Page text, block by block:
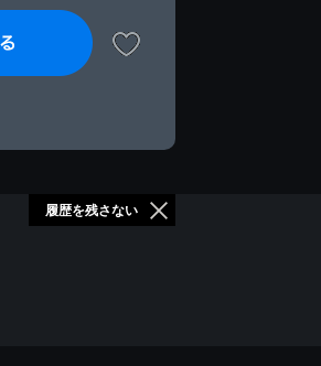
履歴を残さない